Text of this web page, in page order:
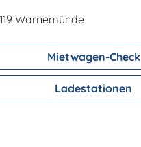
Warnemünde
Mietwagen-Check
Ladestationen